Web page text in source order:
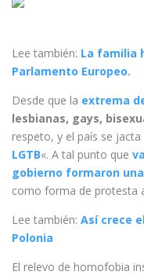
Lee también: La familia
Parlamento Europeo.
Desde que la extrema
lesbianas, gays,
respeto, y el país se
LGTB«. A tal punto que
gobierno formaron
como forma de protesta
Lee también: Así crece
Polonia
El relevo de homofobia